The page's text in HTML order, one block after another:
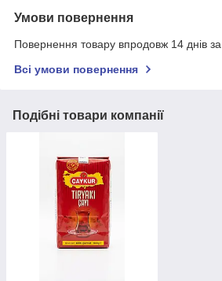
Умови повернення
Повернення товару впродовж 14 днів
Всі умови повернення
Подібні товари компанії